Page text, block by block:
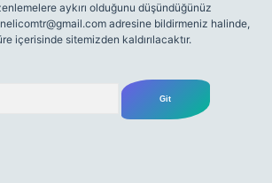
aykırı olduğunu düşündüğünüz
adresine bildirmeniz halinde,
içerisinde sitemizden kaldırılacaktır.